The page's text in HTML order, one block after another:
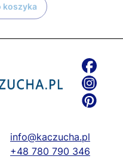
koszyka
info@kaczucha.pl
+48 780 790 346